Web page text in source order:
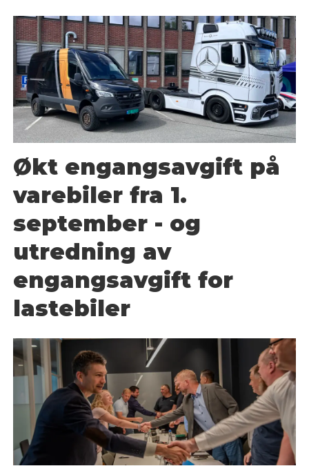
Økt engangsavgift på
varebiler fra 1.
september - og
utredning av
engangsavgift for
lastebiler